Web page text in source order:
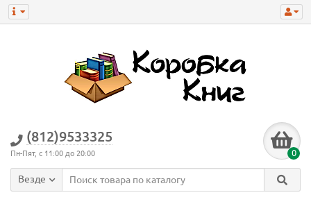
(812)9533325
Пн-Пят, с 11:00 до 20:00 0
Везде